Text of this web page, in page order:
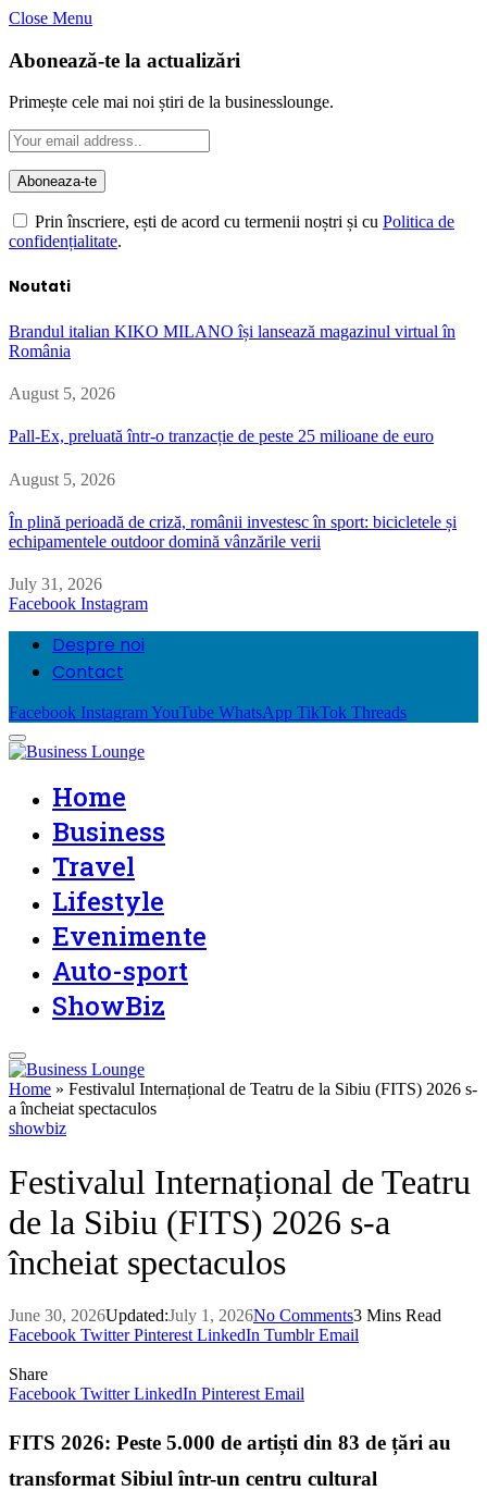
Close Menu
Abonează-te la actualizări
Primește cele mai noi știri de la businesslounge.
Prin înscriere, ești de acord cu termenii noștri și cu Politica de
confidențialitate.
Noutati
Brandul italian KIKO MILANO își lansează magazinul virtual în
România
August 5, 2026
Pall-Ex, preluată într-o tranzacție de peste 25 milioane de euro
August 5, 2026
În plină perioadă de criză, românii investesc în sport: bicicletele și
echipamentele outdoor domină vânzările verii
July 31, 2026
Facebook Instagram
Despre noi
Contact
Facebook InstagramYouTube WhatsApp TikTok Threads
Home
Business
Travel
Lifestyle
Evenimente
Auto-sport
ShowBiz
Home » Festivalul Internațional de Teatru de la Sibiu (FITS) 2026 s-
a încheiat spectaculos
showbiz
Festivalul Internațional de Teatru
de la Sibiu (FITS) 2026 s-a
încheiat spectaculos
June 30, 2026Updated:July 1, 2026No Comments3 Mins Read
Facebook Twitter Pinterest LinkedIn Tumblr Email
Share
Facebook Twitter LinkedIn Pinterest Email
FITS 2026: Peste 5.000 de artiști din 83 de țări au
transformat Sibiul într-un centru cultural